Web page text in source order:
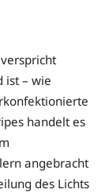
ist – wie
handelt es
angebracht
des Lichts